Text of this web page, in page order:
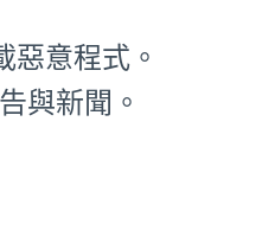
惡意程式。
與新聞。